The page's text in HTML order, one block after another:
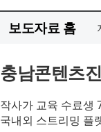
보도자료 홈
충남콘텐츠
작사가 교육 수료생
국내외 스트리밍 플